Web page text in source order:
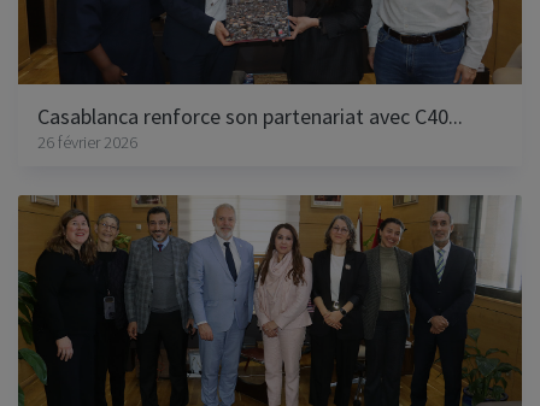
Casablanca renforce son partenariat avec C40...
26 février 2026